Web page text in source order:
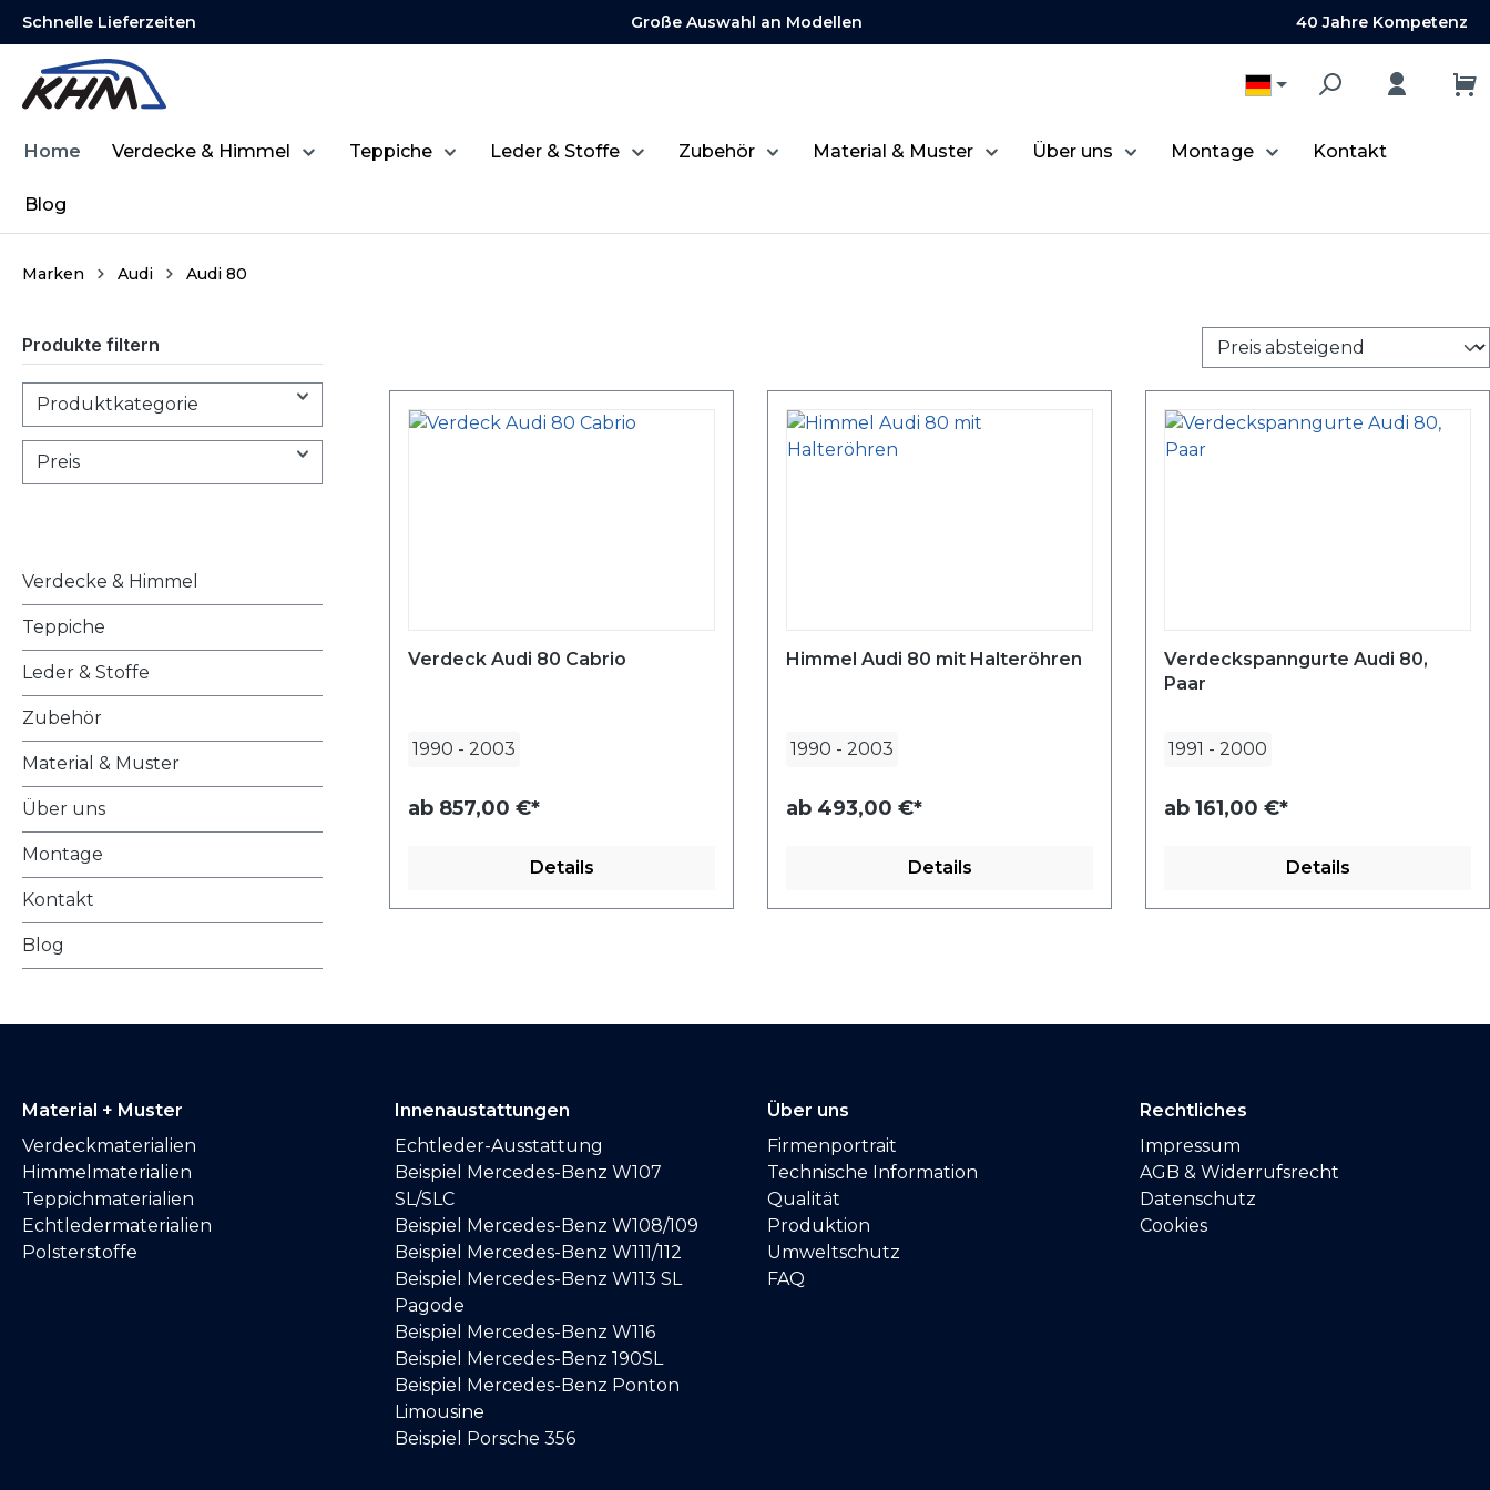
Zur Hauptnavigation springen
Schnelle Lieferzeiten Große Auswahl an Modellen 40 Jahre Kompetenz
Home Verdecke & Himmel Teppiche Leder & Stoffe Zubehör Material & Muster Über uns Montage Kontakt
Blog
Marken Audi Audi 80
Produkte filtern
Produktkategorie
Preis
Verdecke & Himmel
Teppiche
Leder & Stoffe
Zubehör
Material & Muster
Über uns
Montage
Kontakt
Blog
Verdeck Audi 80 Cabrio
1990 - 2003
ab 857,00 €*
Details
Himmel Audi 80 mit Halteröhren
1990 - 2003
ab 493,00 €*
Details
Verdeckspanngurte Audi 80,
Paar
1991 - 2000
ab 161,00 €*
Details
Material + Muster
Verdeckmaterialien
Himmelmaterialien
Teppichmaterialien
Echtledermaterialien
Polsterstoffe
Innenaustattungen
Echtleder-Ausstattung
Beispiel Mercedes-Benz W107
SL/SLC
Beispiel Mercedes-Benz W108/109
Beispiel Mercedes-Benz W111/112
Beispiel Mercedes-Benz W113 SL
Pagode
Beispiel Mercedes-Benz W116
Beispiel Mercedes-Benz 190SL
Beispiel Mercedes-Benz Ponton
Limousine
Beispiel Porsche 356
Über uns
Firmenportrait
Technische Information
Qualität
Produktion
Umweltschutz
FAQ
Rechtliches
Impressum
AGB & Widerrufsrecht
Datenschutz
Cookies